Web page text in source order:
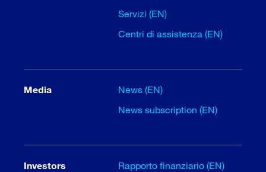
Servizi (EN)
Centri di assistenza (EN)
Media
News (EN)
News subscription (EN)
Investors
Rapporto finanziario (EN)